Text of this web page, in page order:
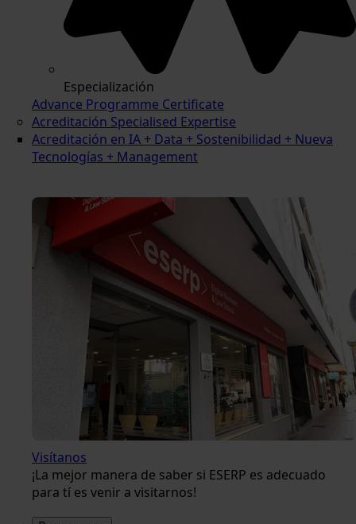
Especialización
Advance Programme Certificate
Acreditación Specialised Expertise
Acreditación en IA + Data + Sostenibilidad + Nueva
Tecnologías + Management
Visítanos
¡La mejor manera de saber si ESERP es adecuado
para tí es venir a visitarnos!